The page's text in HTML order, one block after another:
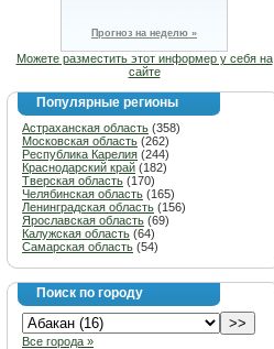
Прогноз на неделю »
Можете разместить этот информер у себя на
сайте
Популярные регионы
Астраханская область (358)
Московская область (262)
Республика Карелия (244)
Краснодарский край (182)
Тверская область (170)
Челябинская область (165)
Ленинградская область (156)
Ярославская область (69)
Калужская область (64)
Самарская область (54)
Поиск по городу
Все города »